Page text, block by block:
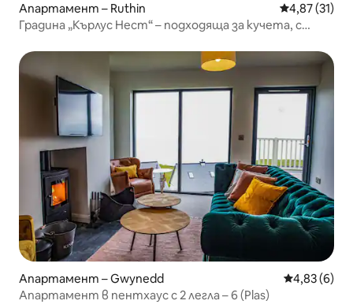
Апартамент – Ruthin Средна
4,87 (31)
Градина „Кърлус Нест“ – подходяща за кучета, с
Апартамент – Gwynedd Средна
4,83 (6)
Апартамент в пентхаус с 2 легла – 6 (Plas)